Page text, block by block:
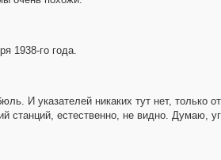
1938-го года.
И указателей никаких тут нет, только
станций, естественно, не видно. Думаю,